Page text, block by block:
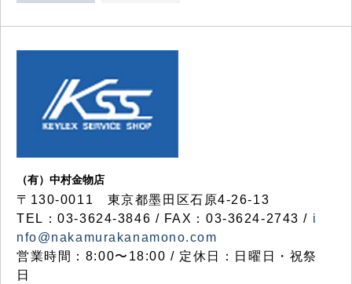
（有）中村金物店
〒130-0011 東京都墨田区石原4-26-13
TEL：03-3624-3846 / FAX：03-3624-2743 / i
nfo@nakamurakanamono.com
営業時間：8:00〜18:00 / 定休日：日曜日・祝祭
日